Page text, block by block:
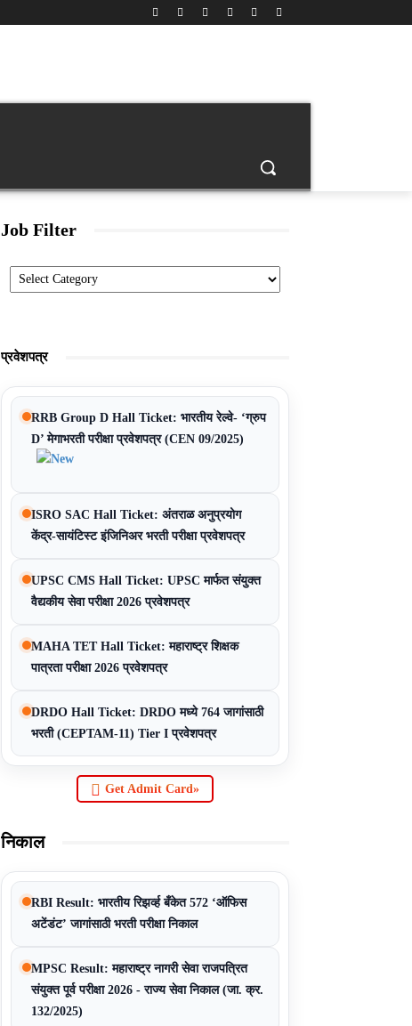
Job Filter
Categories
प्रवेशपत्र
RRB Group D Hall Ticket: भारतीय रेल्वे- ‘ग्रुप
D’ मेगाभरती परीक्षा प्रवेशपत्र (CEN 09/2025)
ISRO SAC Hall Ticket: अंतराळ अनुप्रयोग
केंद्र-सायंटिस्ट इंजिनिअर भरती परीक्षा प्रवेशपत्र
UPSC CMS Hall Ticket: UPSC मार्फत संयुक्त
वैद्यकीय सेवा परीक्षा 2026 प्रवेशपत्र
MAHA TET Hall Ticket: महाराष्ट्र शिक्षक
पात्रता परीक्षा 2026 प्रवेशपत्र
DRDO Hall Ticket: DRDO मध्ये 764 जागांसाठी
भरती (CEPTAM-11) Tier I प्रवेशपत्र
Get Admit Card»
निकाल
RBI Result: भारतीय रिझर्व्ह बँकेत 572 ‘ऑफिस
अटेंडंट’ जागांसाठी भरती परीक्षा निकाल
MPSC Result: महाराष्ट्र नागरी सेवा राजपत्रित
संयुक्त पूर्व परीक्षा 2026 - राज्य सेवा निकाल (जा. क्र.
132/2025)